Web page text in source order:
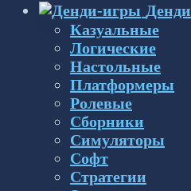
Денди
Казуальные
Логические
Настольные
Платформеры
Ролевые
Сборники
Симуляторы
Софт
Стратегии